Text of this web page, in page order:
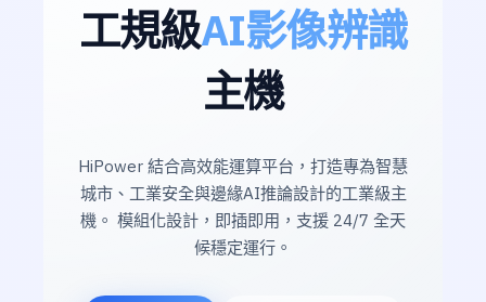
▾
工規級AI影像辨識
主機
HiPower 結合高效能運算平台，打造專為智慧
城市、工業安全與邊緣AI推論設計的工業級主
機。 模組化設計，即插即用，支援 24/7 全天
候穩定運行。